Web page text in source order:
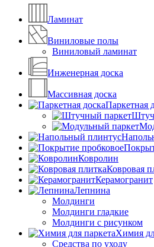
Ламинат
Виниловые полы
Виниловый ламинат
Инженерная доска
Массивная доска
Паркетная
Ковролин
Ковровая
Керамогранит
Лепнина
Молдинги
Молдинги гладкие
Молдинги с рисунком
Химия
Средства по уходу